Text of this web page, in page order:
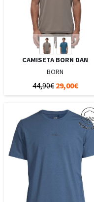
CAMISETA BORN DAN
BORN
44,90€ 29,00€